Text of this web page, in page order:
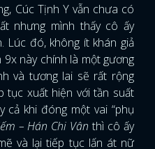
Cúc Tịnh Y vẫn chưa có
nhưng mình thấy cô ấy
Lúc đó, không ít khán giả
này chính là một gương
và tương lai sẽ rất rộng
tục xuất hiện với tần suất
cả khi đóng một vai “phụ
– Hán Chi Vân thì cô ấy
và lại tiếp tục lấn át nữ